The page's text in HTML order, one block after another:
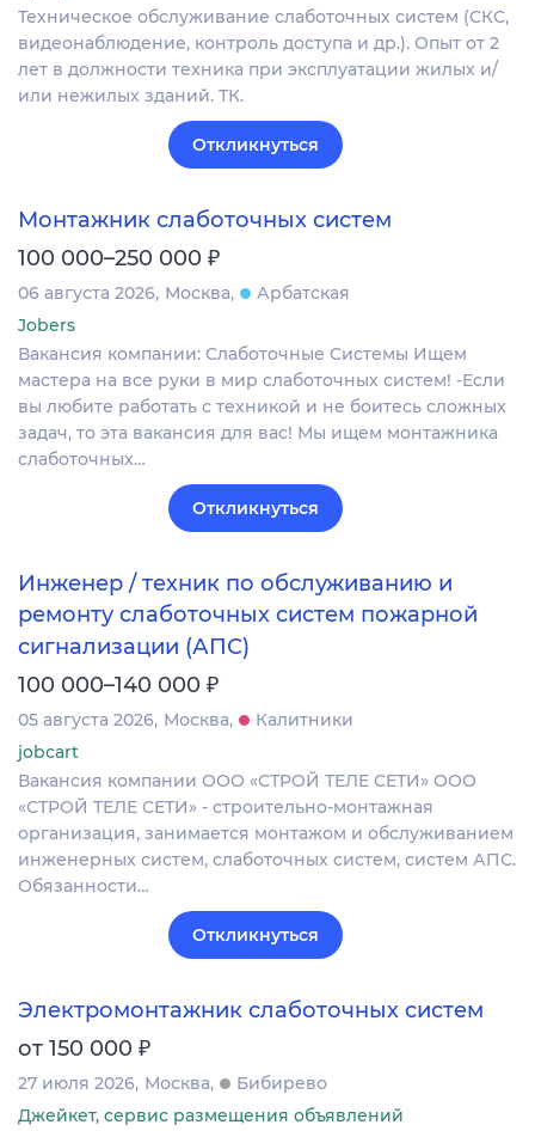
Техническое обслуживание слаботочных систем (СКС,
видеонаблюдение, контроль доступа и др.). Опыт от 2
лет в должности техника при эксплуатации жилых и/
или нежилых зданий. ТК.
Откликнуться
Монтажник слаботочных систем
100 000–250 000 ₽
06 августа 2026 Москва
Арбатская
Jobers
Вакансия компании: Слаботочные Системы Ищем
мастера на все руки в мир слаботочных систем! -Если
вы любите работать с техникой и не боитесь сложных
задач, то эта вакансия для вас! Мы ищем монтажника
слаботочных…
Откликнуться
Инженер / техник по обслуживанию и
ремонту слаботочных систем пожарной
сигнализации (АПС)
100 000–140 000 ₽
05 августа 2026 Москва
Калитники
jobcart
Вакансия компании ООО «СТРОЙ ТЕЛЕ СЕТИ» ООО
«СТРОЙ ТЕЛЕ СЕТИ» - строительно-монтажная
организация, занимается монтажом и обслуживанием
инженерных систем, слаботочных систем, систем АПС.
Обязанности…
Откликнуться
Электромонтажник слаботочных систем
от 150 000 ₽
27 июля 2026 Москва
Бибирево
Джейкет, сервис размещения объявлений